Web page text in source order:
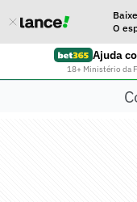
O
Ajuda
18+ Ministério da